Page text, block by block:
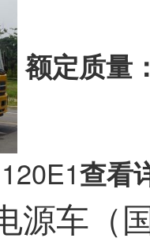
额定质量
查看
源车（